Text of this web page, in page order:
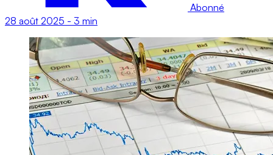
Abonné
28 août 2025 - 3 min